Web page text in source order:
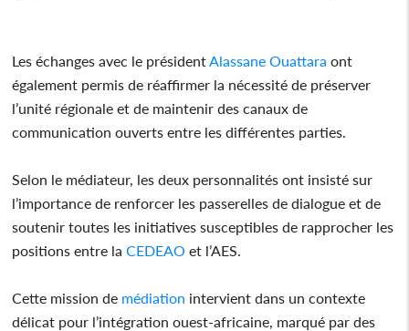
Les échanges avec le président Alassane Ouattara ont
également permis de réaffirmer la nécessité de préserver
l’unité régionale et de maintenir des canaux de
communication ouverts entre les différentes parties.
Selon le médiateur, les deux personnalités ont insisté sur
l’importance de renforcer les passerelles de dialogue et de
soutenir toutes les initiatives susceptibles de rapprocher les
positions entre laCEDEAO et l’AES.
Cette mission de médiation intervient dans un contexte
délicat pour l’intégration ouest-africaine, marqué par des